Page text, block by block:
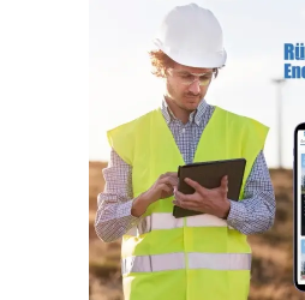
Türkiye’nin ekonomisine katkı
tamamını içermektedir ve IACS
gelişmenin ve ülkemize katkı
100. yılında Türkiye